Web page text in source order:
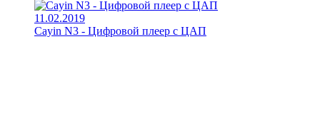
11.02.2019
Cayin N3 - Цифровой плеер с ЦАП